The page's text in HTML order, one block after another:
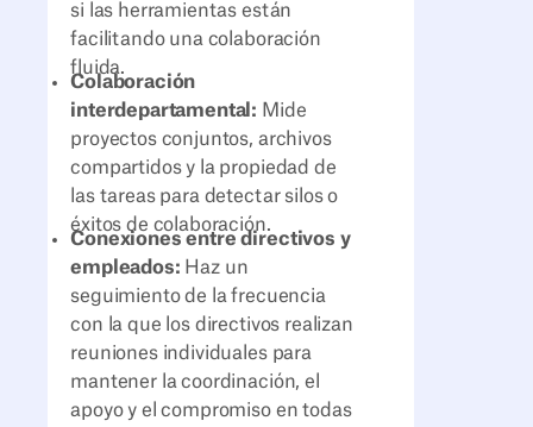
si las herramientas están
facilitando una colaboración
fluida.
Colaboración
interdepartamental: Mide
proyectos conjuntos, archivos
compartidos y la propiedad de
las tareas para detectar silos o
éxitos de colaboración.
Conexiones entre directivos y
empleados: Haz un
seguimiento de la frecuencia
con la que los directivos realizan
reuniones individuales para
mantener la coordinación, el
apoyo y el compromiso en todas